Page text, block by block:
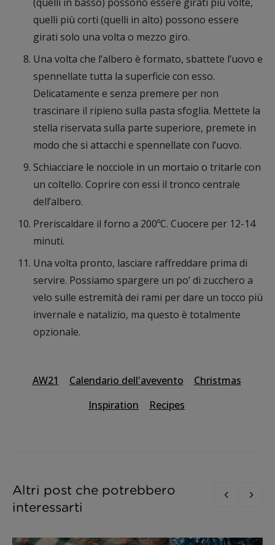
quelli più corti (quelli in alto) possono essere
girati solo una volta o mezzo giro.
Una volta che l’albero è formato, sbattete l’uovo e
spennellate tutta la superficie con esso.
Delicatamente e senza premere per non
trascinare il ripieno sulla pasta sfoglia. Mettete la
stella riservata sulla parte superiore, premete in
modo che si attacchi e spennellate con l’uovo.
Schiacciare le nocciole in un mortaio o tritarle con
un coltello. Coprire con essi il tronco centrale
dell’albero.
Preriscaldare il forno a 200ºC. Cuocere per 12-14
minuti.
Una volta pronto, lasciare raffreddare prima di
servire. Possiamo spargere un po’ di zucchero a
velo sulle estremità dei rami per dare un tocco più
invernale e natalizio, ma questo è totalmente
opzionale.
AW21 Calendario dell'avevento
Christmas
Inspiration
Recipes
Altri post che potrebbero
interessarti